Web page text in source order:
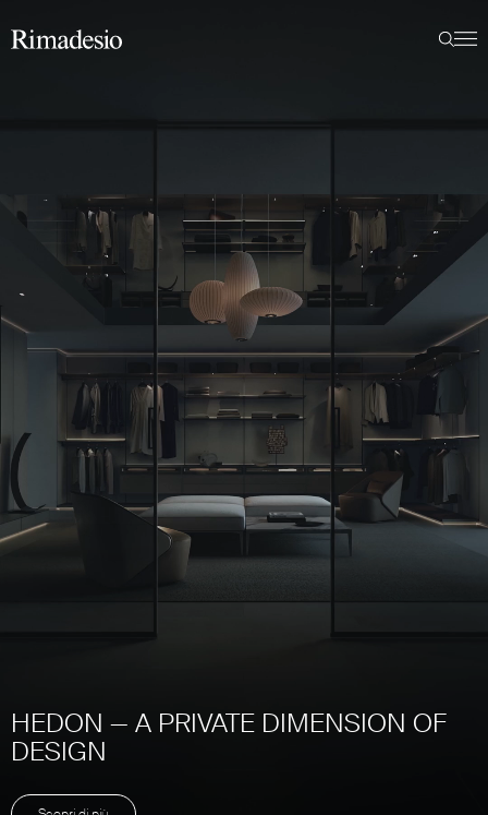
HEDON — A PRIVATE DIMENSION OF
DESIGN